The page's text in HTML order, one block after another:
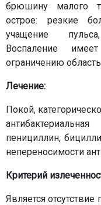
брюшину малого
острое: резкие
учащение
Воспаление
ограничению
Лечение:
Покой,
пенициллин,
непереносимости
Критерий
Является